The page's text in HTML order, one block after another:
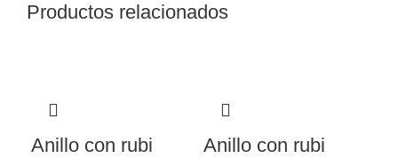
Productos relacionados
Anillo con rubi
Anillo con rubi